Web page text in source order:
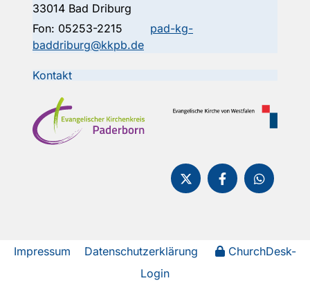
33014 Bad Driburg
Fon: 05253-2215
pad-kg-
baddriburg@kkpb.de
Kontakt
Impressum Datenschutzerklärung
ChurchDesk-
Login